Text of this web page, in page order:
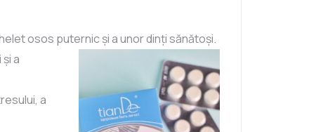
osos puternic și a unor dinți sănătoși.
a
a